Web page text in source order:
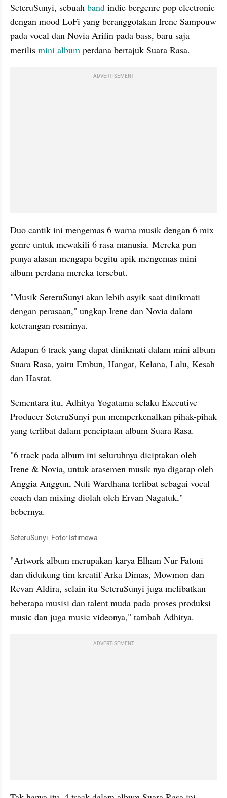
SeteruSunyi, sebuah band indie bergenre pop electronic
dengan mood LoFi yang beranggotakan Irene Sampouw
pada vocal dan Novia Arifin pada bass, baru saja
merilis mini album perdana bertajuk Suara Rasa.
ADVERTISEMENT
Duo cantik ini mengemas 6 warna musik dengan 6 mix
genre untuk mewakili 6 rasa manusia. Mereka pun
punya alasan mengapa begitu apik mengemas mini
album perdana mereka tersebut.
"Musik SeteruSunyi akan lebih asyik saat dinikmati
dengan perasaan," ungkap Irene dan Novia dalam
keterangan resminya.
Adapun 6 track yang dapat dinikmati dalam mini album
Suara Rasa, yaitu Embun, Hangat, Kelana, Lalu, Kesah
dan Hasrat.
Sementara itu, Adhitya Yogatama selaku Executive
Producer SeteruSunyi pun memperkenalkan pihak-pihak
yang terlibat dalam penciptaan album Suara Rasa.
"6 track pada album ini seluruhnya diciptakan oleh
Irene & Novia, untuk arasemen musik nya digarap oleh
Anggia Anggun, Nufi Wardhana terlibat sebagai vocal
coach dan mixing diolah oleh Ervan Nagatuk,"
bebernya.
SeteruSunyi. Foto: Istimewa
"Artwork album merupakan karya Elham Nur Fatoni
dan didukung tim kreatif Arka Dimas, Mowmon dan
Revan Aldira, selain itu SeteruSunyi juga melibatkan
beberapa musisi dan talent muda pada proses produksi
music dan juga music videonya," tambah Adhitya.
ADVERTISEMENT